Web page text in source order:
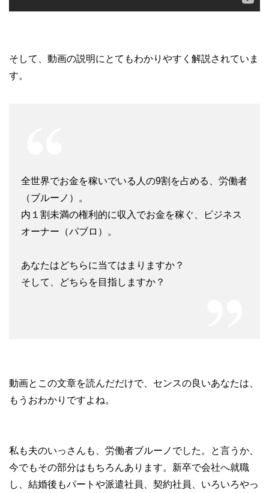
そして、動画の説明にとてもわかりやすく解説されていま
す。
全世界でお金を稼いでいる人の9割を占める、労働者
（ブルーノ）。
内１割未満の権利的に収入でお金を稼ぐ、ビジネス
オーナー（パブロ）。
あなたはどちらに当てはまりますか？
そして、どちらを目指しますか？
動画とこの文章を読んだだけで、センスの良いあなたは、
もうおわかりですよね。
私も夫のいっさんも、労働者ブルーノでした。と言うか、
今でもその部分はもちろんあります。新卒で会社へ就職
し、結婚後もパートや派遣社員、契約社員、いろいろやっ